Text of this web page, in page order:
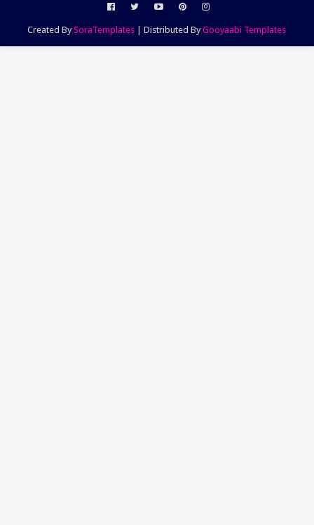
Created BySoraTemplates | Distributed ByGooyaabi Templates